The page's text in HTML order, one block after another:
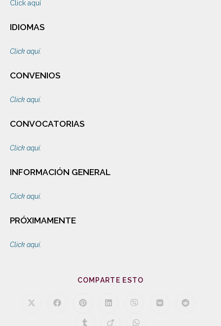
Click aquí
IDIOMAS
Click aquí.
CONVENIOS
Click aquí.
CONVOCATORIAS
Click aquí.
INFORMACIÓN GENERAL
Click aquí.
PRÓXIMAMENTE
Click aquí.
COMPARTE ESTO